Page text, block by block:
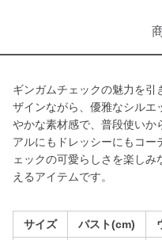
ギンガムチェックの魅力を
ザインながら、優雅なシルエ
やかな素材感で、普段使いか
アルにもドレッシーにもコー
ェックの可愛らしさを楽し
えるアイテムです。
サイズ バスト(cm)